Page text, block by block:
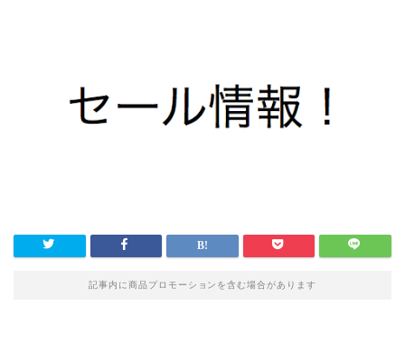
記事内に商品プロモーションを含む場合があります